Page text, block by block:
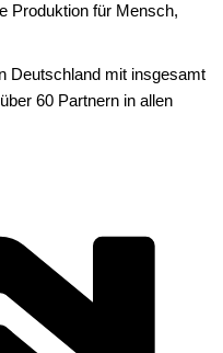
Produktion für Mensch,
Deutschland mit insgesamt
60 Partnern in allen